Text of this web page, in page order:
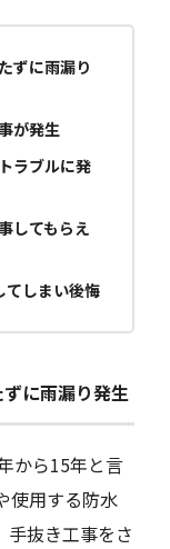
ずに雨漏り
が発生
ラブルに発
してもらえ
てしまい後悔
に雨漏り発生
から15年と言
使用する防水
手抜き工事をさ